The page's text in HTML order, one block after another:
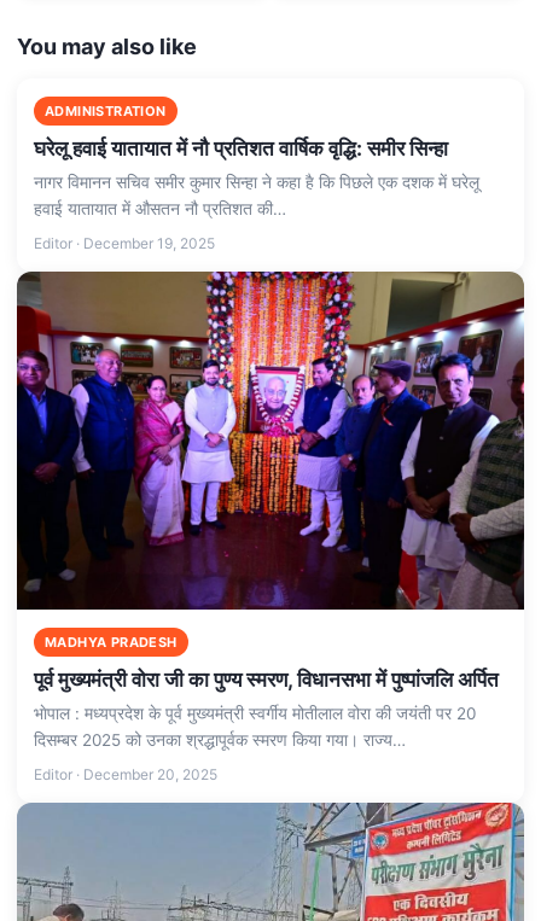
You may also like
ADMINISTRATION
घरेलू हवाई यातायात में नौ प्रतिशत वार्षिक वृद्धि: समीर सिन्हा
नागर विमानन सचिव समीर कुमार सिन्हा ने कहा है कि पिछले एक दशक में घरेलू
हवाई यातायात में औसतन नौ प्रतिशत की…
Editor · December 19, 2025
MADHYA PRADESH
पूर्व मुख्यमंत्री वोरा जी का पुण्य स्मरण, विधानसभा में पुष्पांजलि अर्पित
भाेपाल : मध्यप्रदेश के पूर्व मुख्यमंत्री स्वर्गीय मोतीलाल वोरा की जयंती पर 20
दिसम्बर 2025 को उनका श्रद्धापूर्वक स्मरण किया गया। राज्य…
Editor · December 20, 2025